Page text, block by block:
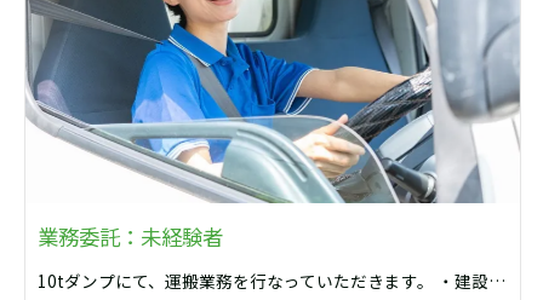
業務委託：未経験者
10tダンプにて、運搬業務を行なっていただきます。 ・建設資材の運搬・納入 ・建設残土の運搬・納入 ・道路舗装補修工事 (アスファルト合材・ガラ運搬)